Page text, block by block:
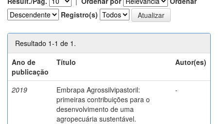
Registro(s)
Resultado 1-1 de 1.
Ano de
publicação
Título Autor(es)
2019
Embrapa Agrossilvipastoril:
primeiras contribuições para o
desenvolvimento de uma
agropecuária sustentável.
-